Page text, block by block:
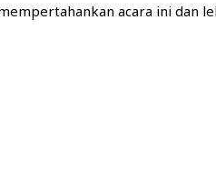
acara ini dan